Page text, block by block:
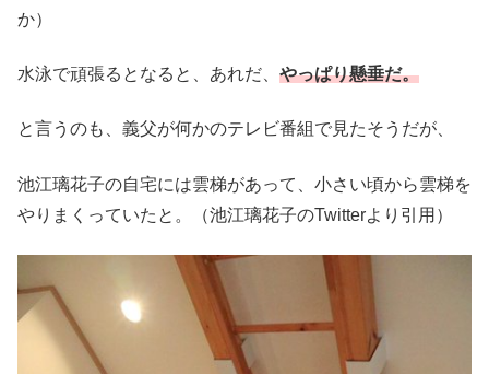
か）
水泳で頑張るとなると、あれだ、 やっぱり懸垂だ。
と言うのも、義父が何かのテレビ番組で見たそうだが、
池江璃花子の自宅には雲梯があって、小さい頃から雲梯を
やりまくっていたと。（池江璃花子のTwitterより引用）